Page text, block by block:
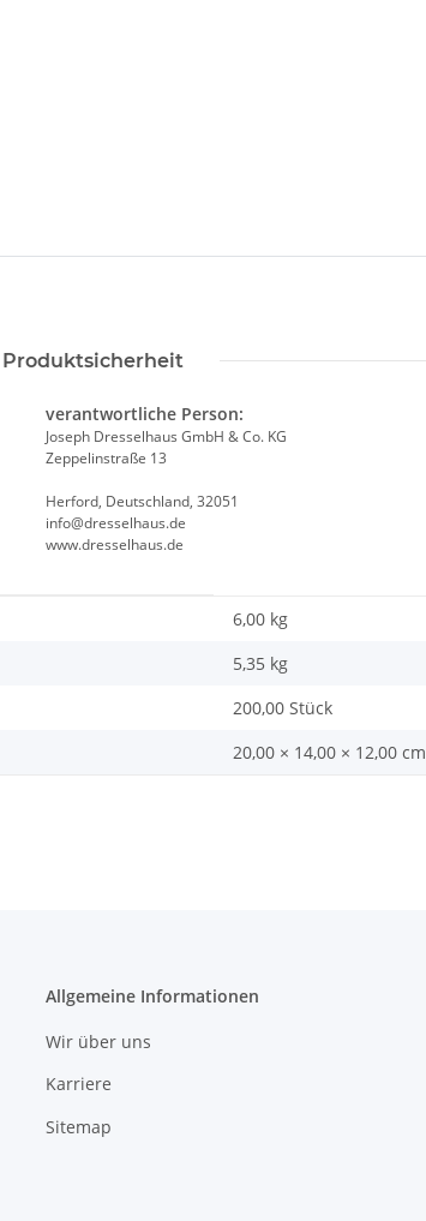
verantwortliche Person:
Joseph Dresselhaus GmbH & Co. KG
Zeppelinstraße 13
Herford, Deutschland, 32051
info@dresselhaus.de
www.dresselhaus.de
6,00 kg
5,35 kg
200,00 Stück
20,00 × 14,00 × 12,00 cm
Allgemeine Informationen
Wir über uns
Karriere
Sitemap